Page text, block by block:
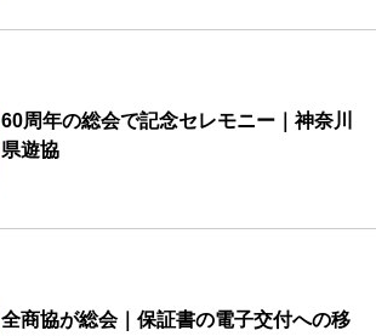
60周年の総会で記念セレモニー｜神奈川
県遊協
全商協が総会｜保証書の電子交付への移